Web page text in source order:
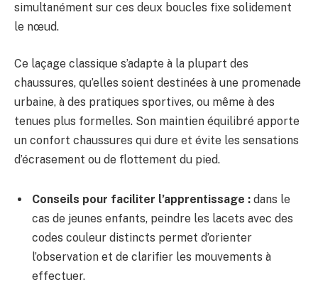
simultanément sur ces deux boucles fixe solidement
le nœud.
Ce laçage classique s’adapte à la plupart des
chaussures, qu’elles soient destinées à une promenade
urbaine, à des pratiques sportives, ou même à des
tenues plus formelles. Son maintien équilibré apporte
un confort chaussures qui dure et évite les sensations
d’écrasement ou de flottement du pied.
Conseils pour faciliter l’apprentissage : dans le
cas de jeunes enfants, peindre les lacets avec des
codes couleur distincts permet d’orienter
l’observation et de clarifier les mouvements à
effectuer.